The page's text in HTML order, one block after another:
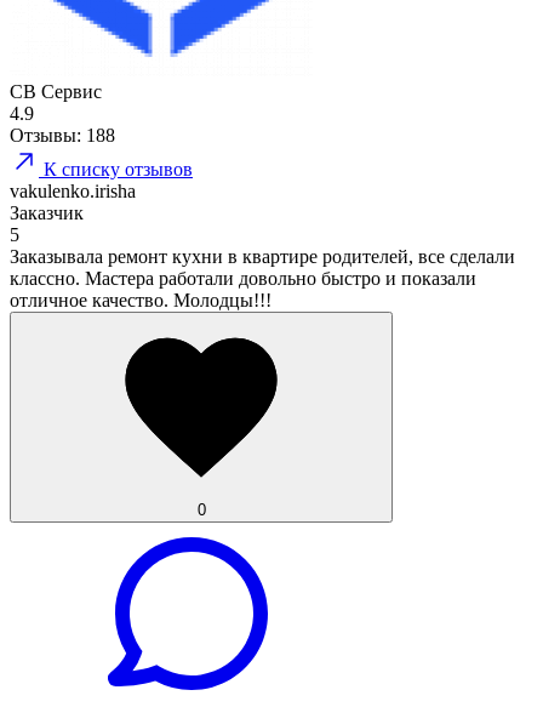
СВ Сервис
4.9
Отзывы: 188
К списку отзывов
vakulenko.irisha
Заказчик
5
Заказывала ремонт кухни в квартире родителей, все сделали
классно. Мастера работали довольно быстро и показали
отличное качество. Молодцы!!!
0